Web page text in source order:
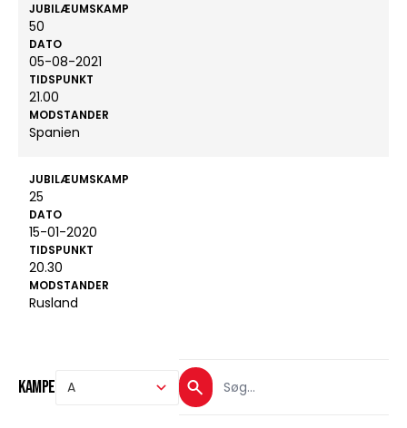
JUBILÆUMSKAMP
50
DATO
05-08-2021
TIDSPUNKT
21.00
MODSTANDER
Spanien
JUBILÆUMSKAMP
25
DATO
15-01-2020
TIDSPUNKT
20.30
MODSTANDER
Rusland
Kampe